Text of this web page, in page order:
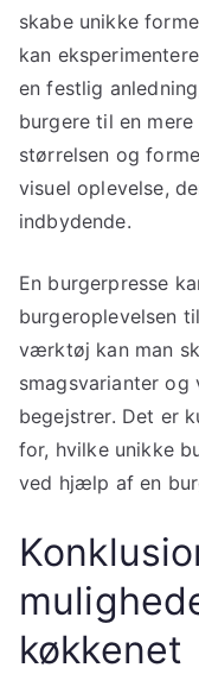
skabe unikke
kan
en festlig
burgere til en
størrelsen og
visuel oplevelse,
indbydende.
En burgerpresse
burgeroplevelsen
værktøj kan man
smagsvarianter og
begejstrer. Det er
for, hvilke unikke
ved hjælp af en
køkkenet